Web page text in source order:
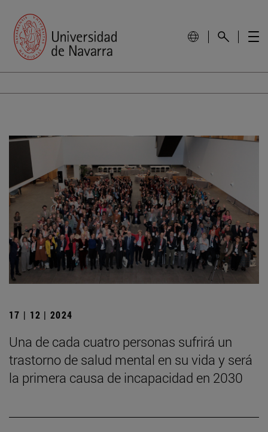
17 | 12 | 2024
Una de cada cuatro personas sufrirá un
trastorno de salud mental en su vida y será
la primera causa de incapacidad en 2030